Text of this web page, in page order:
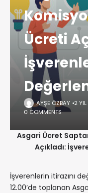
Ücreti
AYŞE ÖZBAY 2
0 COMMENTS
Asgari Ücret
Açıkladı:
İşverenlerin itirazını
12.00’de toplanan